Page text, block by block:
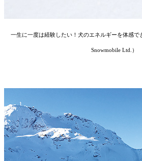
一生に一度は経験したい！犬のエネルギーを体感で
Snowmobile Ltd.）